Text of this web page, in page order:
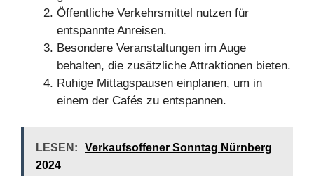
Öffentliche Verkehrsmittel nutzen für
entspannte Anreisen.
Besondere Veranstaltungen im Auge
behalten, die zusätzliche Attraktionen bieten.
Ruhige Mittagspausen einplanen, um in
einem der Cafés zu entspannen.
LESEN:
Verkaufsoffener Sonntag Nürnberg
2024